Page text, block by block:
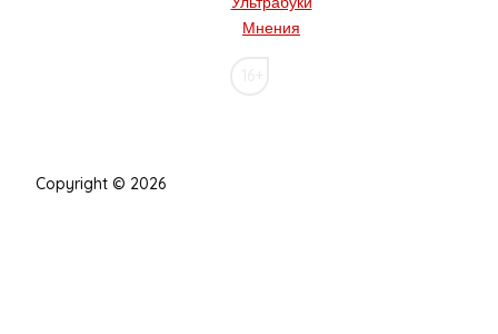
Мнения
Copyright © 2026